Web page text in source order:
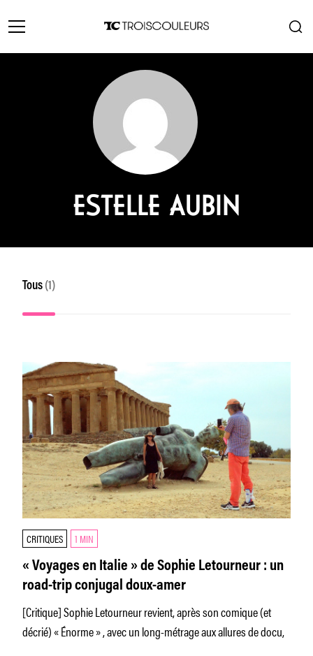
ESTELLE AUBIN
Tous (1)
CRITIQUES 1 MIN
« Voyages en Italie » de Sophie Letourneur : un
road-trip conjugal doux-amer
[Critique] Sophie Letourneur revient, après son comique (et
décrié) « Énorme » , avec un long-métrage aux allures de docu,